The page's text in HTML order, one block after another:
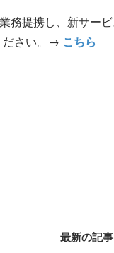
務提携し、新サー
ださい。→ こちら
最新の記事